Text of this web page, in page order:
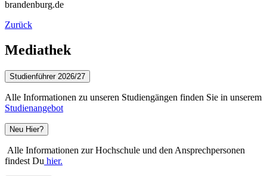
brandenburg.de
Zurück
Mediathek
Studienführer 2026/27
Alle Informationen zu unseren Studiengängen finden Sie in unserem
Studienangebot
Neu Hier?
Alle Informationen zur Hochschule und den Ansprechpersonen
findest Du hier.